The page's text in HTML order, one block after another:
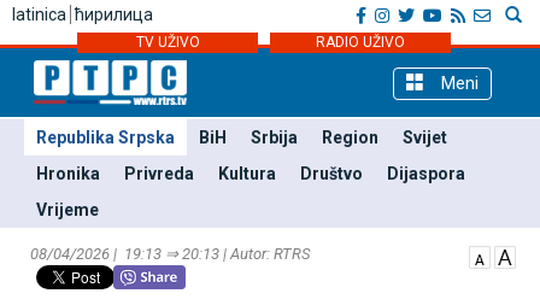
latinica ћирилица
TV UŽIVO RADIO UŽIVO
Meni
Republika Srpska BiH Srbija Region
Svijet
Hronika
Privreda Kultura Društvo
Dijaspora
Vrijeme
08/04/2026 | 19:13 ⇒ 20:13 | Autor: RTRS